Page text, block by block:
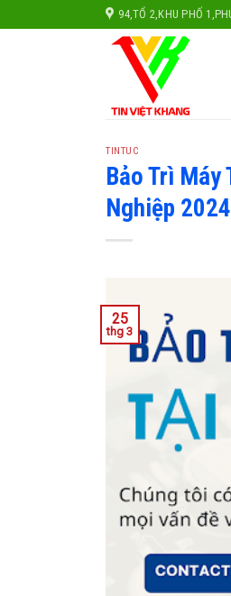
k
94,TỔ 2,KHU PHỐ
TINTUC
Bảo Trì Máy
Nghiệp
25
thg 3